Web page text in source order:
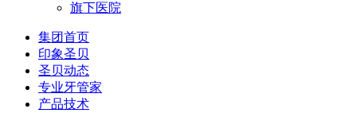
旗下医院
集团首页
印象圣贝
圣贝动态
专业牙管家
产品技术